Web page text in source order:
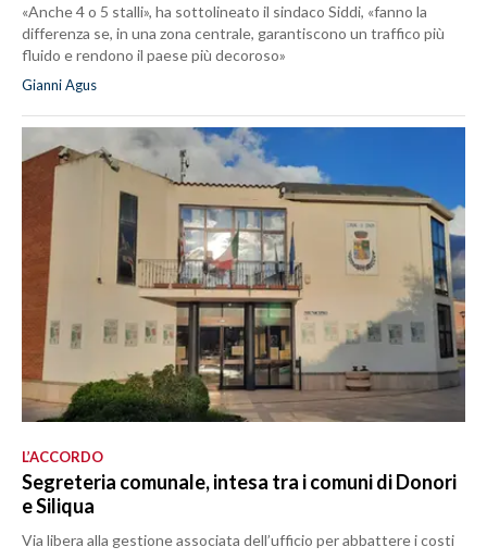
«Anche 4 o 5 stalli», ha sottolineato il sindaco Siddi, «fanno la
differenza se, in una zona centrale, garantiscono un traffico più
fluido e rendono il paese più decoroso»
Gianni Agus
L’ACCORDO
Segreteria comunale, intesa tra i comuni di Donori
e Siliqua
Via libera alla gestione associata dell’ufficio per abbattere i costi